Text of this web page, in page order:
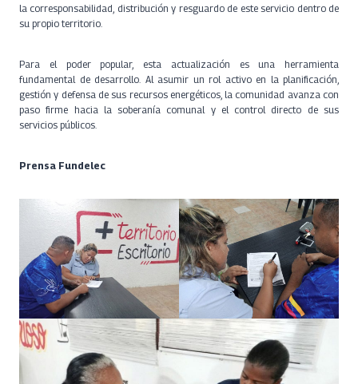
la corresponsabilidad, distribución y resguardo de este servicio dentro de
su propio territorio.
Para el poder popular, esta actualización es una herramienta
fundamental de desarrollo. Al asumir un rol activo en la planificación,
gestión y defensa de sus recursos energéticos, la comunidad avanza con
paso firme hacia la soberanía comunal y el control directo de sus
servicios públicos.
Prensa Fundelec